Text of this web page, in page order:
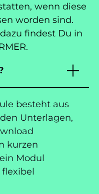
wenn diese
worden sind.
findest Du in
besteht aus
Unterlagen,
kurzen
Modul